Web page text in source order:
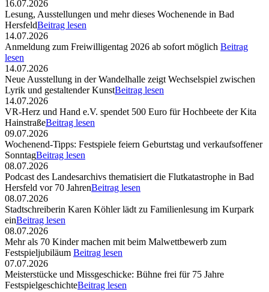
16.07.2026
Lesung, Ausstellungen und mehr dieses Wochenende in Bad
HersfeldBeitrag lesen
14.07.2026
Anmeldung zum Freiwilligentag 2026 ab sofort möglich Beitrag
lesen
14.07.2026
Neue Ausstellung in der Wandelhalle zeigt Wechselspiel zwischen
Lyrik und gestaltender KunstBeitrag lesen
14.07.2026
VR-Herz und Hand e.V. spendet 500 Euro für Hochbeete der Kita
HainstraßeBeitrag lesen
09.07.2026
Wochenend-Tipps: Festspiele feiern Geburtstag und verkaufsoffener
SonntagBeitrag lesen
08.07.2026
Podcast des Landesarchivs thematisiert die Flutkatastrophe in Bad
Hersfeld vor 70 JahrenBeitrag lesen
08.07.2026
Stadtschreiberin Karen Köhler lädt zu Familienlesung im Kurpark
einBeitrag lesen
08.07.2026
Mehr als 70 Kinder machen mit beim Malwettbewerb zum
Festspieljubiläum Beitrag lesen
07.07.2026
Meisterstücke und Missgeschicke: Bühne frei für 75 Jahre
FestspielgeschichteBeitrag lesen